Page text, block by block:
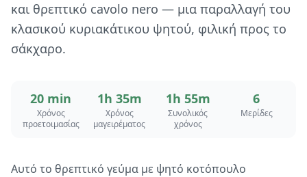
και θρεπτικό cavolo nero — μια παραλλαγή του
κλασικού κυριακάτικου ψητού, φιλική προς το
σάκχαρο.
20 min
Χρόνος
προετοιμασίας
1h 35m
Χρόνος
μαγειρέματος
1h 55m
Συνολικός
χρόνος
6
Μερίδες
Αυτό το θρεπτικό γεύμα με ψητό κοτόπουλο